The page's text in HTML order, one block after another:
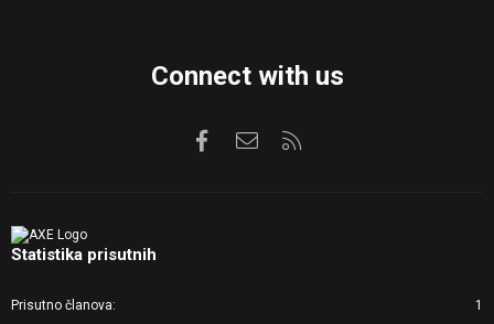
Connect with us
FacebookKontaktirajte nas
Statistika prisutnih
Prisutno članova 1